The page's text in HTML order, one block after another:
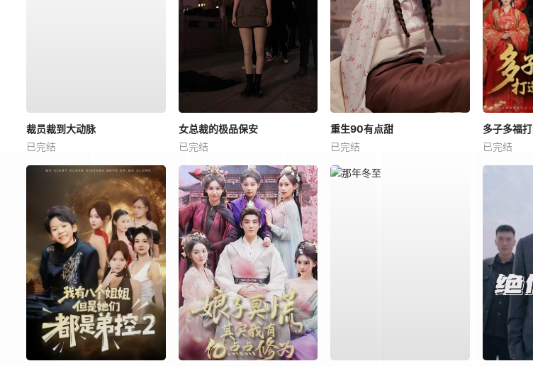
裁员裁到大动脉
已完结
女总裁的极品保安
已完结
重生90有点甜
已完结
多子多福
已完结